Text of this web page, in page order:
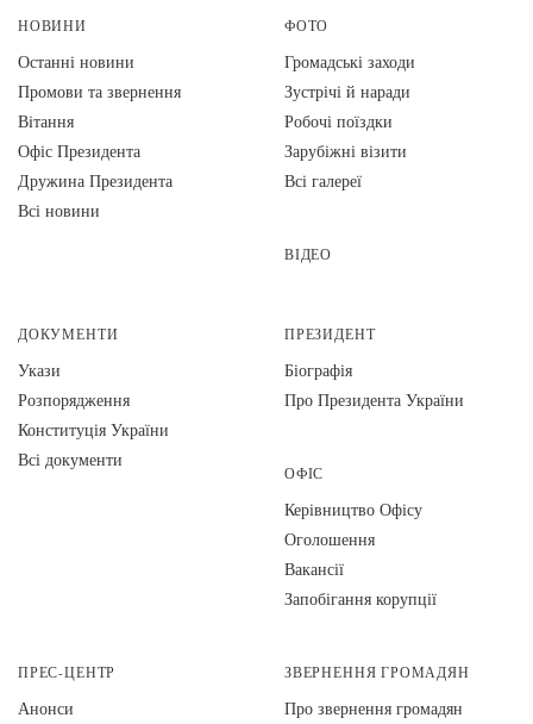
НОВИНИ
Останні новини
Промови та звернення
Вiтання
Офіс Президента
Дружина Президента
Всі новини
ФОТО
Громадські заходи
Зустрічі й наради
Робочі поїздки
Зарубіжні візити
Всі галереї
ВІДЕО
ДОКУМЕНТИ
Укази
Розпорядження
Конституція України
Всі документи
ПРЕЗИДЕНТ
Біографія
Про Президента України
ОФІС
Керівництво Офісу
Оголошення
Вакансії
Запобігання корупції
ПРЕС-ЦЕНТР
Анонси
ЗВЕРНЕННЯ ГРОМАДЯН
Про звернення громадян